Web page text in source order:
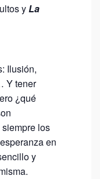
yLa
Ilusión,
Y tener
¿qué
los
en
y